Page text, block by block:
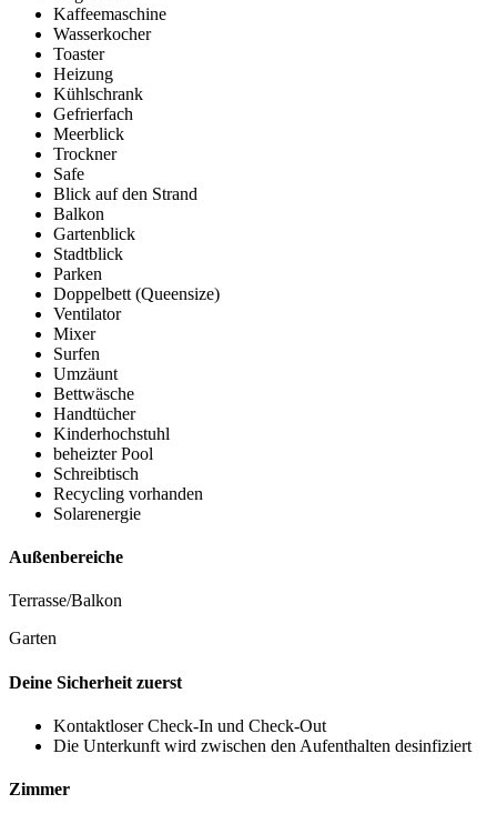
Kaffeemaschine
Wasserkocher
Toaster
Heizung
Kühlschrank
Gefrierfach
Meerblick
Trockner
Safe
Blick auf den Strand
Balkon
Gartenblick
Stadtblick
Parken
Doppelbett (Queensize)
Ventilator
Mixer
Surfen
Umzäunt
Bettwäsche
Handtücher
Kinderhochstuhl
beheizter Pool
Schreibtisch
Recycling vorhanden
Solarenergie
Außenbereiche
Terrasse/Balkon
Garten
Deine Sicherheit zuerst
Kontaktloser Check-In und Check-Out
Die Unterkunft wird zwischen den Aufenthalten desinfiziert
Zimmer